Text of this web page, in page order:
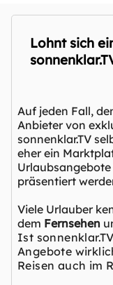
Lohnt sich
Auf jeden Fall,
Anbieter von
sonnenklar.TV
eher ein
präsentiert
Viele Urlauber
dem Fernsehen
Ist
Angebote
Reisen auch im